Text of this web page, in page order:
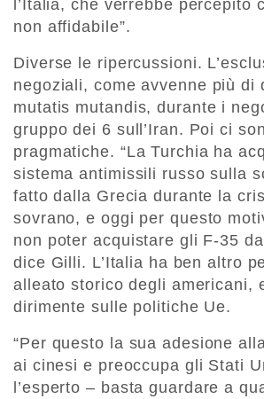
l’Italia, che verrebbe percepito
non affidabile”.
Diverse le ripercussioni.
negoziali, come avvenne più di
mutatis mutandis, durante i
gruppo dei 6 sull’Iran. Poi ci
pragmatiche. “La Turchia ha
sistema antimissili russo sulla
fatto dalla Grecia durante la
sovrano, e oggi per questo
non poter acquistare gli F-35
dice Gilli. L’Italia ha ben altro
alleato storico degli americani,
dirimente sulle politiche Ue.
“Per questo la sua adesione
ai cinesi e preoccupa gli Stati
l’esperto ­– basta guardare a